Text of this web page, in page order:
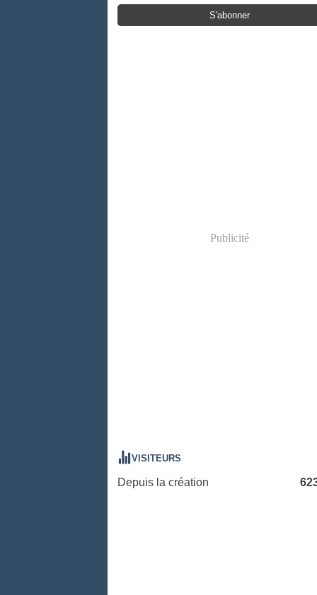
Publicité
VISITEURS
Depuis la création